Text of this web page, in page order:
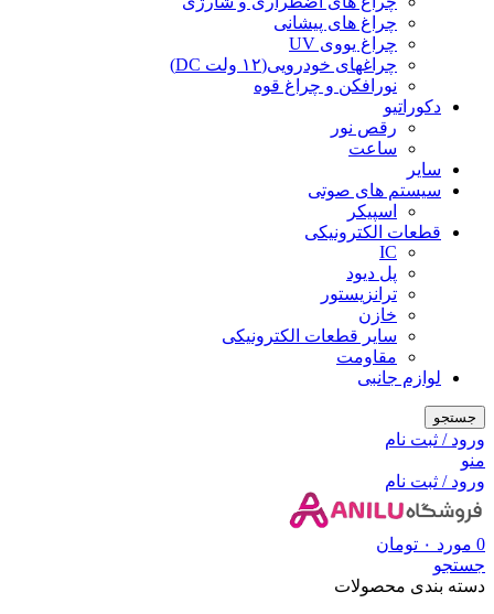
چراغ های پیشانی
چراغ یووی UV
چراغهای خودرویی(۱۲ ولت DC)
نورافکن و چراغ قوه
دکوراتیو
رقص نور
ساعت
سایر
سیستم های صوتی
اسپیکر
قطعات الکترونیکی
IC
پل دیود
ترانزیستور
خازن
سایر قطعات الکترونیکی
مقاومت
لوازم جانبی
جستجو
ورود / ثبت نام
منو
ورود / ثبت نام
0 مورد ۰ تومان
جستجو
دسته بندی محصولات